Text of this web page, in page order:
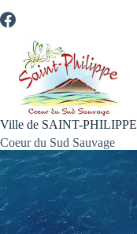
au
au
à
recherche
au
Ville de SAINT-PHILIPPE
Coeur du Sud Sauvage